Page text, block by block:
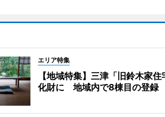
エリア特集
【地域特集】三津「旧鈴木家
化財に 地域内で8棟目の登録